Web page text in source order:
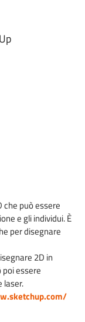
può essere
e gli individui. È
per disegnare
2D in
essere
laser.